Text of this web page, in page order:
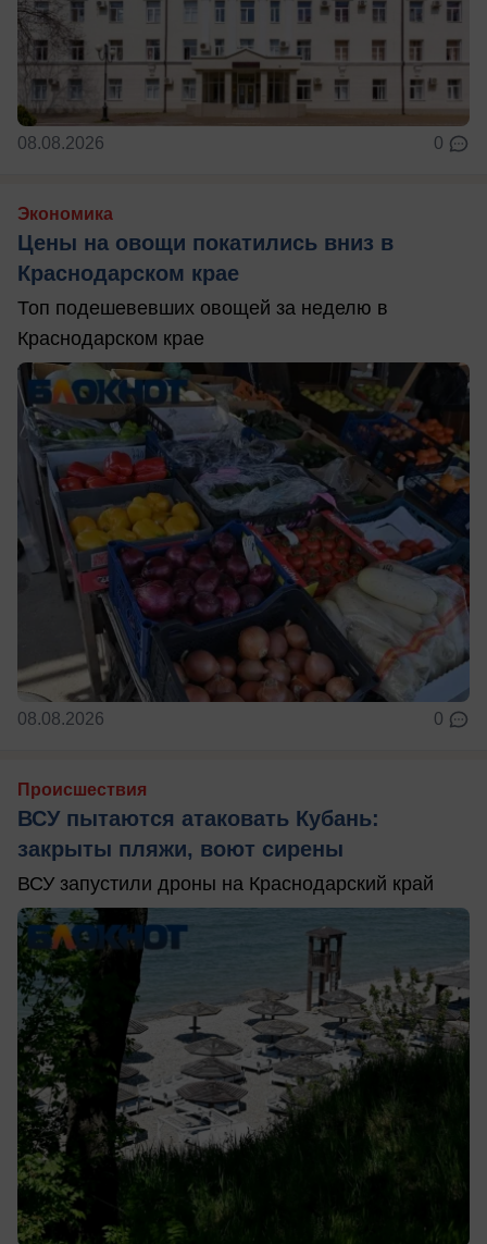
08.08.2026 0
Экономика
Цены на овощи покатились вниз в
Краснодарском крае
Топ подешевевших овощей за неделю в
Краснодарском крае
08.08.2026 0
Происшествия
ВСУ пытаются атаковать Кубань:
закрыты пляжи, воют сирены
ВСУ запустили дроны на Краснодарский край